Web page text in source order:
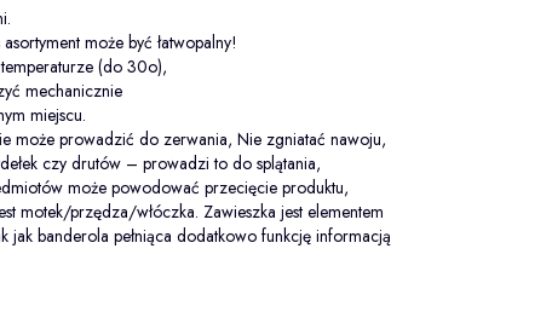
może być łatwopalny!
(do 30o),
mechanicznie
miejscu.
może prowadzić do zerwania, Nie zgniatać nawoju,
czy drutów – prowadzi to do splątania,
może powodować przecięcie produktu,
motek/przędza/włóczka. Zawieszka jest elementem
jak banderola pełniąca dodatkowo funkcję informacją